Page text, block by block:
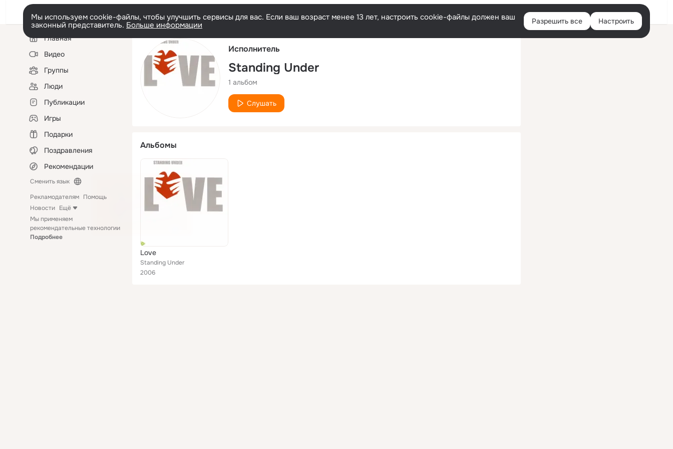
Русский Войти
Мы используем cookie-файлы, чтобы улучшить сервисы для вас. Если ваш возраст менее 13 лет, настроить cookie-файлы должен ваш
законный представитель. Больше информации Разрешить все Настроить
Левая
колонкаГлавная
Видео
Группы
Люди
Публикации
Игры
Подарки
Поздравления
Рекомендации
Сменить язык
Рекламодателям Помощь
Новости Ещё
Мы применяем
рекомендательные технологии
Подробнее
Исполнитель
Standing Under
1 альбом
Слушать
Альбомы
Love
Standing Under
2006